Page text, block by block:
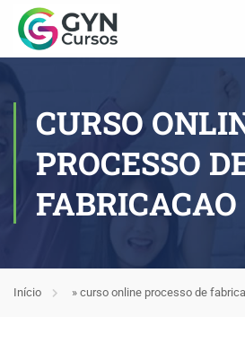
CURSO
PROCESSO
FABRICACAO
Início » curso online processo de